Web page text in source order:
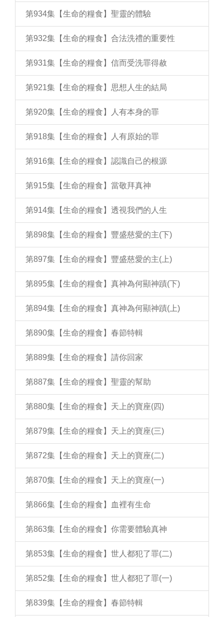
第934集【生命的糧食】聖靈的體驗
第932集【生命的糧食】合法洗禮的重要性
第931集【生命的糧食】信而受洗罪得赦
第921集【生命的糧食】思想人生的結局
第920集【生命的糧食】人有本身的罪
第918集【生命的糧食】人有原始的罪
第916集【生命的糧食】認識自己的根源
第915集【生命的糧食】當敬拜真神
第914集【生命的糧食】透視我們的人生
第898集【生命的糧食】豐盛慈愛的主(下)
第897集【生命的糧食】豐盛慈愛的主(上)
第895集【生命的糧食】真神為何顯神蹟(下)
第894集【生命的糧食】真神為何顯神蹟(上)
第890集【生命的糧食】春節特輯
第889集【生命的糧食】請你回家
第887集【生命的糧食】聖靈的幫助
第880集【生命的糧食】天上的寶座(四)
第879集【生命的糧食】天上的寶座(三)
第872集【生命的糧食】天上的寶座(二)
第870集【生命的糧食】天上的寶座(一)
第866集【生命的糧食】血裡有生命
第863集【生命的糧食】你需要體驗真神
第853集【生命的糧食】世人都犯了罪(二)
第852集【生命的糧食】世人都犯了罪(一)
第839集【生命的糧食】春節特輯